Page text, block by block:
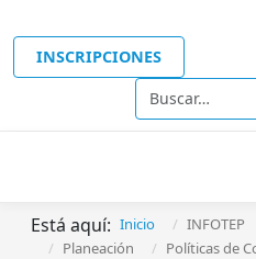
INSCRIPCIONES
Buscar
Está aquí: Inicio INFOTEP
Planeación
Políticas de